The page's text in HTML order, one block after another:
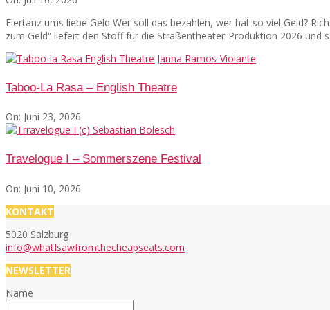
Eiertanz ums liebe Geld Wer soll das bezahlen, wer hat so viel Geld?
zum Geld“ liefert den Stoff für die Straßentheater-Produktion 2026
Taboo-La Rasa – English Theatre
On: Juni 23, 2026
Travelogue I – Sommerszene Festival
On: Juni 10, 2026
KONTAKT
5020 Salzburg
info@whatIsawfromthecheapseats.com
NEWSLETTER
Name